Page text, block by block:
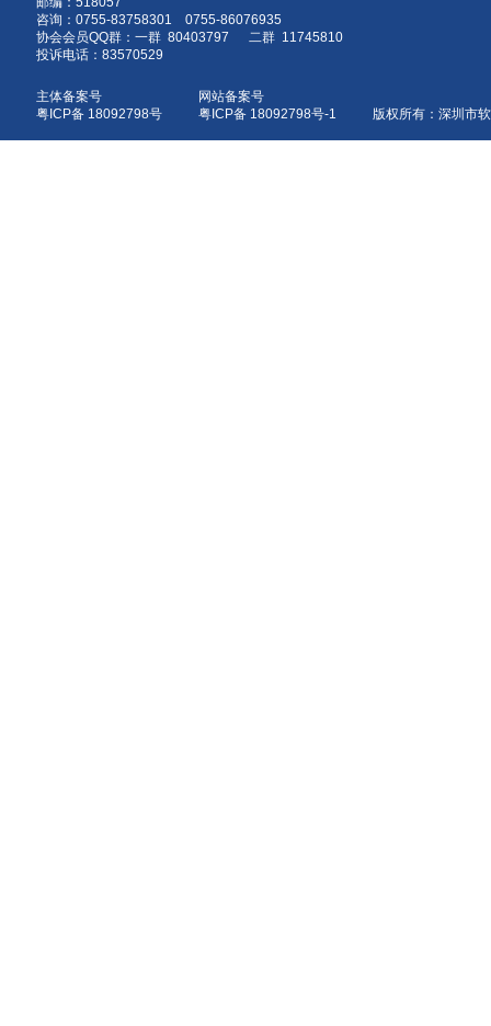
咨询：0755-83758301 0755-86076935
协会会员QQ群：一群 80403797 二群 11745810
投诉电话：83570529
主体备案号
粤ICP备 18092798号
网站备案号
粤ICP备 18092798号-1 版权所有：深圳市软